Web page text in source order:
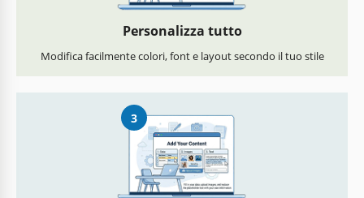
Personalizza tutto
Modifica facilmente colori, font e layout secondo il tuo stile
3